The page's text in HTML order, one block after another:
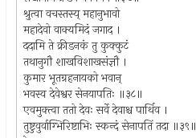
श्रुत्वा वचस्तस्य् महानुभावो
महादेवो वाक्यमिदं जगाद ।
ददामि ते क्रीडनकं तु कुक्कुटं
तथानुगौ शाखविशाखसंज्ञौ ।
कुमार भूतग्रहनायको भवान्
भवस्व देवेश्वर सेनयापतिः ॥३८॥
एवमुक्त्वा ततो देवः सर्वे देवाश्च पार्थिव ।
तुष्टुवुर्वाग्भिरिष्टाभिः स्कन्दं सेनापतिं तदा ॥३९॥